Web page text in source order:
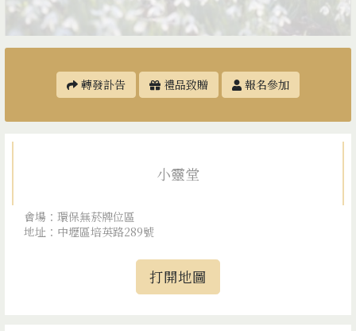
轉發訃告 禮品致贈 報名參加
小靈堂
會場：環保無菸牌位區
地址：中壢區培英路289號
打開地圖